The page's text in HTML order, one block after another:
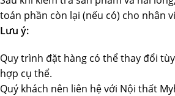
toán phần còn lại (nếu có) cho nhân
Lưu ý:
Quy trình đặt hàng có thể thay đổi
hợp cụ thể.
Quý khách nên liên hệ với Nội thất